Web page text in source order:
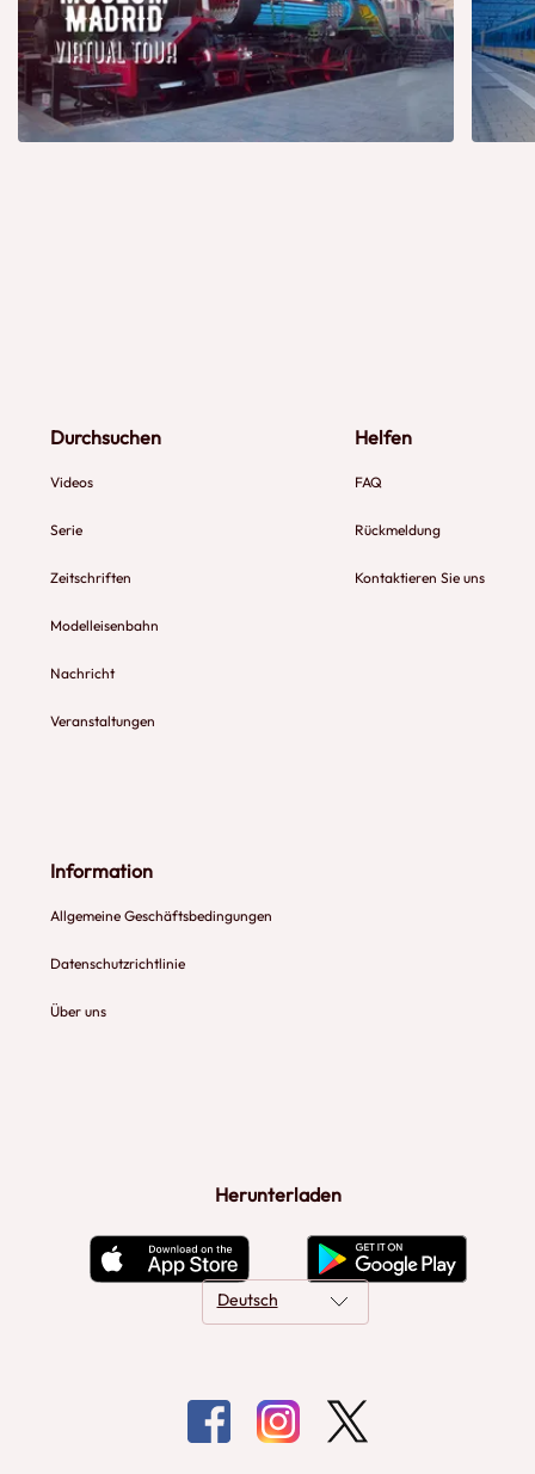
Durchsuchen
Videos
Serie
Zeitschriften
Modelleisenbahn
Nachricht
Veranstaltungen
Helfen
FAQ
Rückmeldung
Kontaktieren Sie uns
Information
Allgemeine Geschäftsbedingungen
Datenschutzrichtlinie
Über uns
Herunterladen
Deutsch